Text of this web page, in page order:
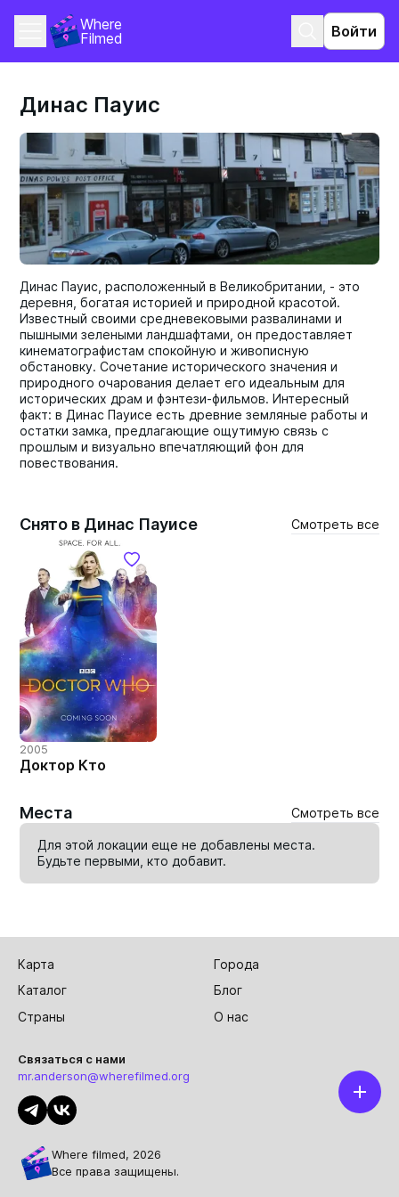
Where
Filmed
Войти
Динас Пауис
Динас Пауис, расположенный в Великобритании, - это
деревня, богатая историей и природной красотой.
Известный своими средневековыми развалинами и
пышными зелеными ландшафтами, он предоставляет
кинематографистам спокойную и живописную
обстановку. Сочетание исторического значения и
природного очарования делает его идеальным для
исторических драм и фэнтези-фильмов. Интересный
факт: в Динас Пауисе есть древние земляные работы и
остатки замка, предлагающие ощутимую связь с
прошлым и визуально впечатляющий фон для
повествования.
Снято в Динас Пауисе Смотреть все
2005
Доктор Кто
Места Смотреть все
Для этой локации еще не добавлены места.
Будьте первыми, кто добавит.
Карта
Города
Каталог
Блог
Страны
О нас
Связаться с нами
mr.anderson@wherefilmed.org
Where filmed, 2026
Все права защищены.